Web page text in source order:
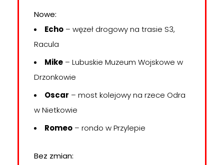
Nowe:
Echo – węzeł drogowy na trasie S3,
Racula
Mike – Lubuskie Muzeum Wojskowe w
Drzonkowie
Oscar – most kolejowy na rzece Odra
w Nietkowie
Romeo – rondo w Przylepie
Bez zmian: